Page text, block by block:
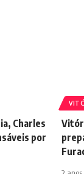
Charles
por